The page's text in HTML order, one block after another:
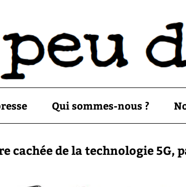
Qui sommes-nous ?
cachée de la technologie 5G,